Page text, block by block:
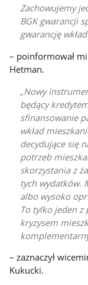
Zachowujemy
BGK gwarancji
gwarancję
– poinformował
Hetman.
Nowy
będący
sfinansowanie
wkład
decydujące się
potrzeb
skorzystania z
tych wydatków.
albo wysoko
To tylko jeden z
kryzysem
– zaznaczył
Kukucki.